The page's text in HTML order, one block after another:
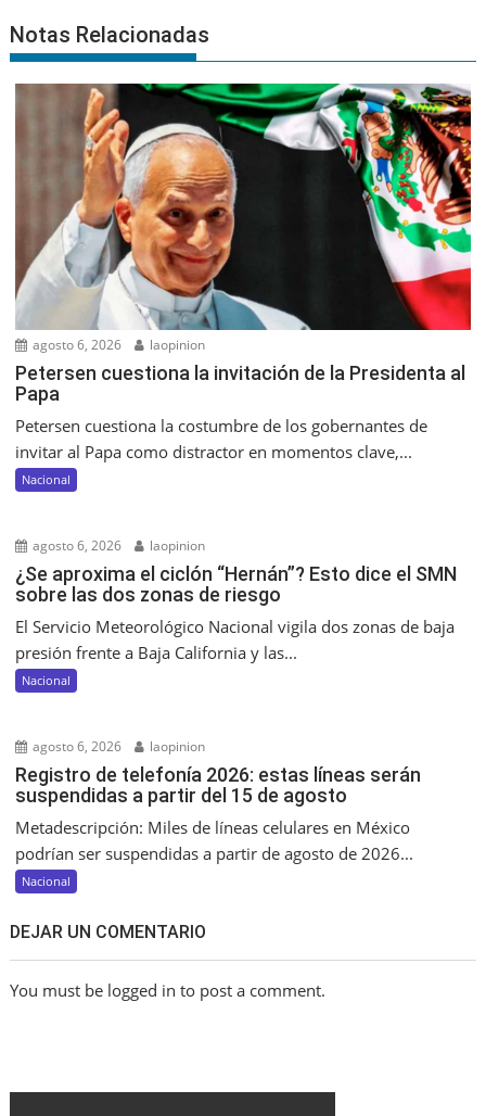
Notas Relacionadas
agosto 6, 2026 laopinion
Petersen cuestiona la invitación de la Presidenta al
Papa
Petersen cuestiona la costumbre de los gobernantes de
invitar al Papa como distractor en momentos clave,...
Nacional
agosto 6, 2026 laopinion
¿Se aproxima el ciclón “Hernán”? Esto dice el SMN
sobre las dos zonas de riesgo
El Servicio Meteorológico Nacional vigila dos zonas de baja
presión frente a Baja California y las...
Nacional
agosto 6, 2026 laopinion
Registro de telefonía 2026: estas líneas serán
suspendidas a partir del 15 de agosto
Metadescripción: Miles de líneas celulares en México
podrían ser suspendidas a partir de agosto de 2026...
Nacional
DEJAR UN COMENTARIO
You must be logged in to post a comment.